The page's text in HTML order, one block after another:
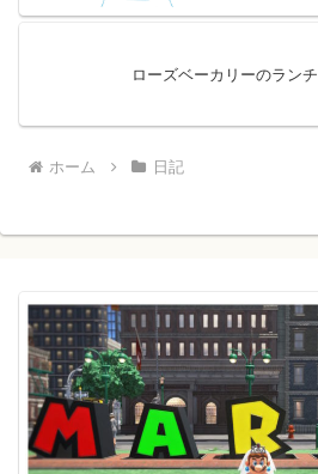
ローズベーカリーのランチ
ホーム 日記